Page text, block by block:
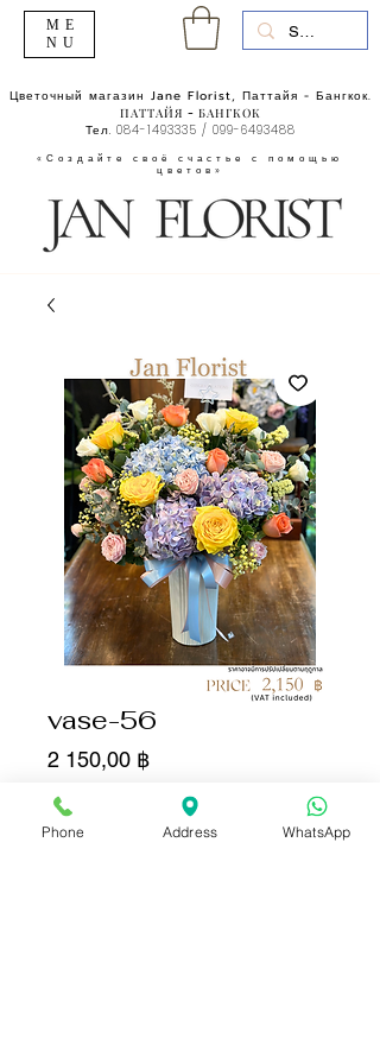
«Создайте своё счастье с помощью
цветов»
Цветочный магазин Jane Florist, Паттайя - Бангкок.
ПАТТАЙЯ - БАНГКОК
Тел. 084-1493335 / 099-6493488
ME
NU
vase-56
2 150,00 ฿Цена
Количество
Phone Address WhatsApp